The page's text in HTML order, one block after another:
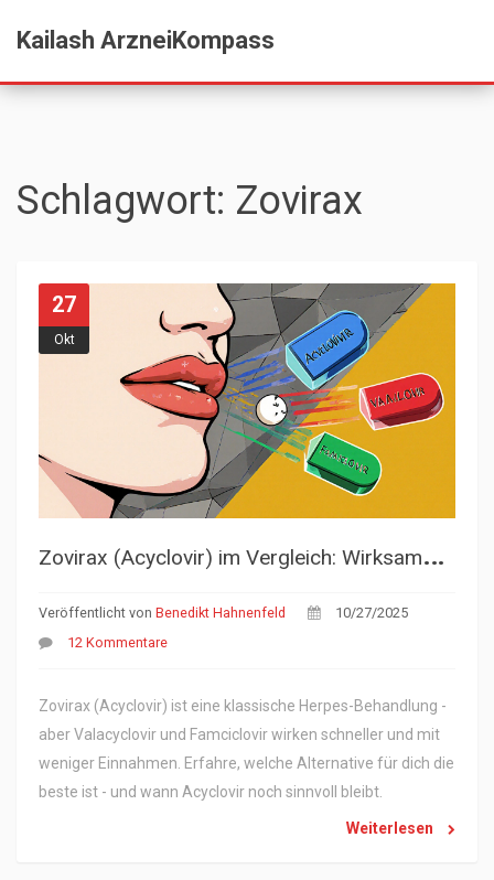
Kailash ArzneiKompass
Schlagwort: Zovirax
27
Okt
Z
ovirax (Acyclovir) im Vergleich: Wirksame Alternativen bei Herpes
Veröffentlicht von Benedikt Hahnenfeld
10/27/2025
12 Kommentare
Zovirax (Acyclovir) ist eine klassische Herpes-Behandlung -
aber Valacyclovir und Famciclovir wirken schneller und mit
weniger Einnahmen. Erfahre, welche Alternative für dich die
beste ist - und wann Acyclovir noch sinnvoll bleibt.
Weiterlesen